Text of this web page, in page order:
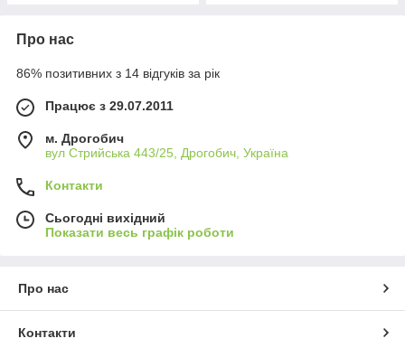
Про нас
86% позитивних з 14 відгуків за рік
Працює з 29.07.2011
м. Дрогобич
вул Стрийська 443/25, Дрогобич, Україна
Контакти
Сьогодні вихідний
Показати весь графік роботи
Про нас
Контакти